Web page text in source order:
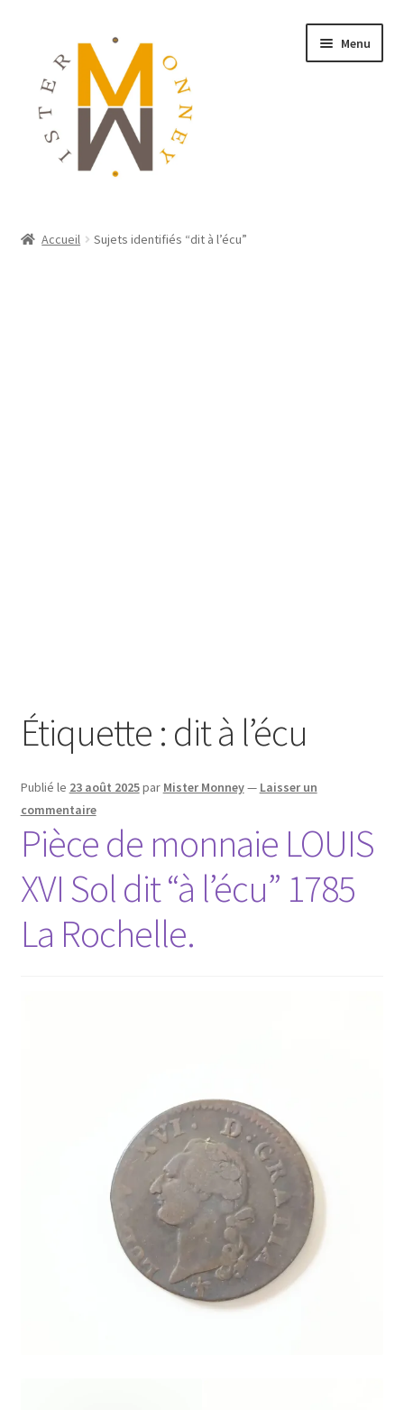
Menu
Accueil Sujets identifiés “dit à l’écu”
Étiquette : dit à l’écu
Publié le 23 août 2025par Mister Monney— Laisser un
commentaire
Pièce de monnaie LOUIS
XVI Sol dit “à l’écu” 1785
La Rochelle.